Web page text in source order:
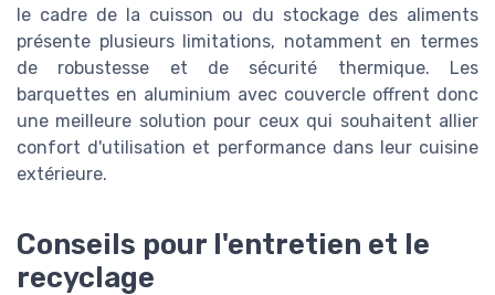
le cadre de la cuisson ou du stockage des aliments
présente plusieurs limitations, notamment en termes
de robustesse et de sécurité thermique. Les
barquettes en aluminium avec couvercle offrent donc
une meilleure solution pour ceux qui souhaitent allier
confort d'utilisation et performance dans leur cuisine
extérieure.
Conseils pour l'entretien et le
recyclage